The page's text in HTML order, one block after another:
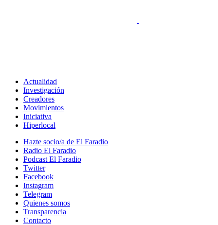
Actualidad
Investigación
Creadores
Movimientos
Iniciativa
Hiperlocal
Hazte socio/a de El Faradio
Radio El Faradio
Podcast El Faradio
Twitter
Facebook
Instagram
Telegram
Quienes somos
Transparencia
Contacto